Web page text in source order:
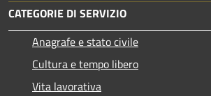
CATEGORIE DI SERVIZIO
Anagrafe e stato civile
Cultura e tempo libero
Vita lavorativa